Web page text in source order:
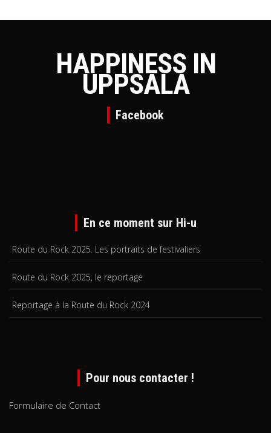
HAPPINESS IN
UPPSALA
Facebook
En ce moment sur Hi-u
Route du Rock 2025. Les portraits de festivaliers
Route du Rock 2025, le reportage
Reportage à la Route du Rock 2024
Pour nous contacter !
Formulaire de Contact